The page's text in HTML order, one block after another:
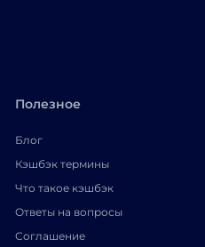
Полезное
Блог
Кэшбэк термины
Что такое кэшбэк
Ответы на вопросы
Соглашение